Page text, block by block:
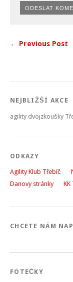
← Previous Post
NEJBLIŽŠÍ AKCE
agility dvojzkoušky
ODKAZY
Agility Klub Třebíč
Danovy stránky
CHCETE NÁM
FOTEČKY